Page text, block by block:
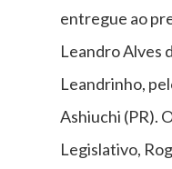
entregue ao
Leandro Alves
Leandrinho,
Ashiuchi (PR).
Legislativo,